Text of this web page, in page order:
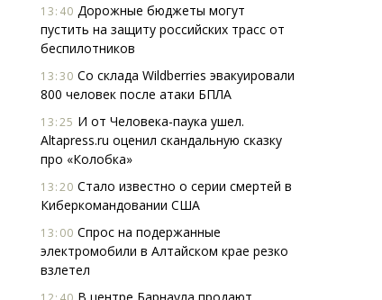
13:40 Дорожные бюджеты могут
пустить на защиту российских трасс от
беспилотников
13:30 Со склада Wildberries эвакуировали
800 человек после атаки БПЛА
13:25 И от Человека-паука ушел.
Altapress.ru оценил скандальную сказку
про «Колобка»
13:20 Стало известно о серии смертей в
Киберкомандовании США
13:00 Спрос на подержанные
электромобили в Алтайском крае резко
взлетел